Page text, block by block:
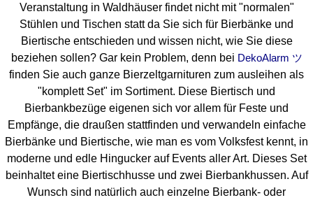
Veranstaltung in Waldhäuser findet nicht mit "normalen"
Stühlen und Tischen statt da Sie sich für Bierbänke und
Biertische entschieden und wissen nicht, wie Sie diese
beziehen sollen? Gar kein Problem, denn bei DekoAlarm ツ
finden Sie auch ganze Bierzeltgarnituren zum ausleihen als
"komplett Set" im Sortiment. Diese Biertisch und
Bierbankbezüge eigenen sich vor allem für Feste und
Empfänge, die draußen stattfinden und verwandeln einfache
Bierbänke und Biertische, wie man es vom Volksfest kennt, in
moderne und edle Hingucker auf Events aller Art. Dieses Set
beinhaltet eine Biertischhusse und zwei Bierbankhussen. Auf
Wunsch sind natürlich auch einzelne Bierbank- oder